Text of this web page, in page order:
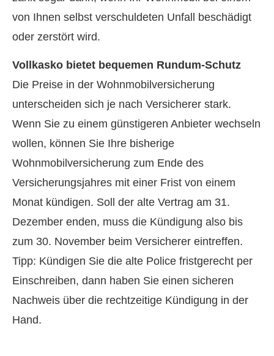
von Ihnen selbst verschuldeten Unfall beschädigt
oder zerstört wird.
Vollkasko bietet bequemen Rundum-Schutz
Die Preise in der Wohnmobilversicherung
unterscheiden sich je nach Versicherer stark.
Wenn Sie zu einem günstigeren Anbieter wechseln
wollen, können Sie Ihre bisherige
Wohnmobilversicherung zum Ende des
Versicherungsjahres mit einer Frist von einem
Monat kündigen. Soll der alte Vertrag am 31.
Dezember enden, muss die Kündigung also bis
zum 30. November beim Versicherer eintreffen.
Tipp: Kündigen Sie die alte Police fristgerecht per
Einschreiben, dann haben Sie einen sicheren
Nachweis über die rechtzeitige Kündigung in der
Hand.